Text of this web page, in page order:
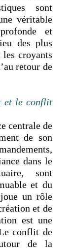
sont
véritable
et
des plus
croyants
retour de
et le conflit
centrale de
de son
dans le
sont
et du
un rôle
et de
est une
conflit de
de la